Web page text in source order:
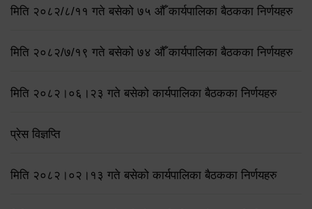
मिति २०८२/८/११ गते बसेको ७५ औँ कार्यपालिका बैठकका निर्णयहरु
मिति २०८२/७/१९ गते बसेको ७४ औँ कार्यपालिका बैठकका निर्णयहरु
मिति २०८२।०६।२३ गते बसेको कार्यपालिका बैठकका निर्णयहरु
प्रेस विज्ञप्ति
मिति २०८२।०२।१३ गते बसेको कार्यपालिका बैठकका निर्णयहरु